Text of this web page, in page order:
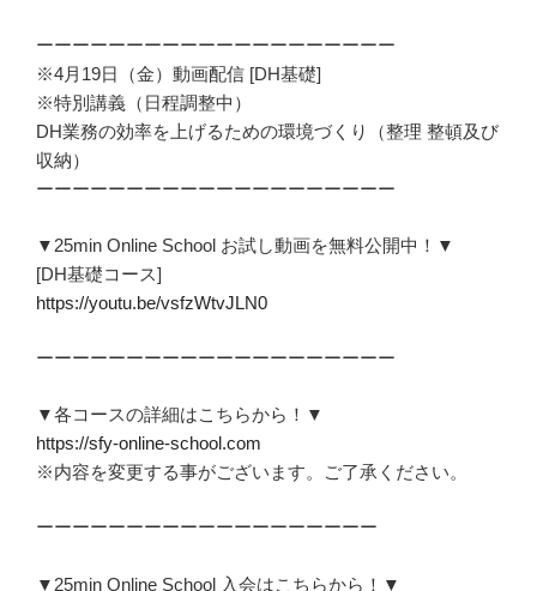
ーーーーーーーーーーーーーーーーーーーー
※4月19日（金）動画配信 [DH基礎]
※特別講義（日程調整中）
DH業務の効率を上げるための環境づくり（整理 整頓及び
収納）
ーーーーーーーーーーーーーーーーーーーー
▼25min Online School お試し動画を無料公開中！▼
[DH基礎コース]
https://youtu.be/vsfzWtvJLN0
ーーーーーーーーーーーーーーーーーーーー
▼各コースの詳細はこちらから！▼
https://sfy-online-school.com
※内容を変更する事がございます。ご了承ください。
ーーーーーーーーーーーーーーーーーーー
▼25min Online School 入会はこちらから！▼